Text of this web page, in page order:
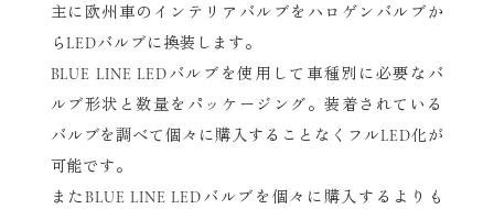
主に欧州車のインテリアバルブをハロゲンバルブか
らLEDバルブに換装します。
BLUE LINE LEDバルブを使用して車種別に必要なバ
ルブ形状と数量をパッケージング。装着されている
バルブを調べて個々に購入することなくフルLED化が
可能です。
またBLUE LINE LEDバルブを個々に購入するよりも